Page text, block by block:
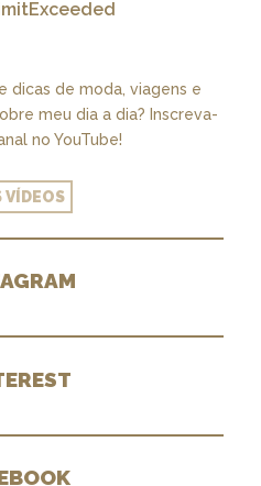
dicas de moda, viagens e
meu dia a dia? Inscreva-
no YouTube!
VÍDEOS